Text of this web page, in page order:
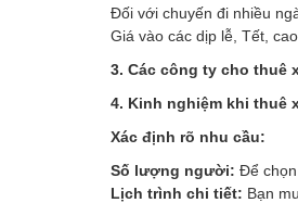
Đối với chuyến đi nhiều
Giá vào các dịp lễ, Tết,
3. Các công ty cho thuê
4. Kinh nghiệm khi thuê
Xác định rõ nhu cầu:
Số lượng người: Để
Lịch trình chi tiết: Bạn